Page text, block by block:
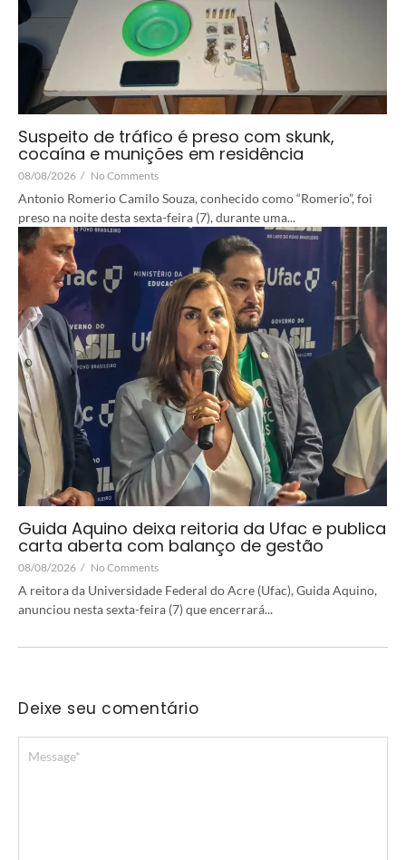
Suspeito de tráfico é preso com skunk,
cocaína e munições em residência
08/08/2026 / No Comments
Antonio Romerio Camilo Souza, conhecido como “Romerio”, foi
preso na noite desta sexta-feira (7), durante uma...
Guida Aquino deixa reitoria da Ufac e publica
carta aberta com balanço de gestão
08/08/2026 / No Comments
A reitora da Universidade Federal do Acre (Ufac), Guida Aquino,
anunciou nesta sexta-feira (7) que encerrará...
Deixe seu comentário